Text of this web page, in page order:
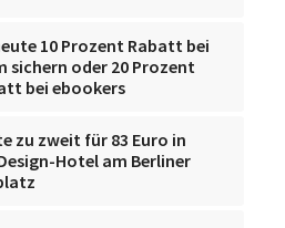
10 Prozent Rabatt bei
sichern oder 20 Prozent
bei ebookers
zu zweit für 83 Euro in
Hotel am Berliner